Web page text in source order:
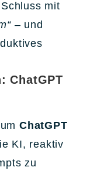
mit
– und
ChatGPT
ChatGPT
KI, reaktiv
zu